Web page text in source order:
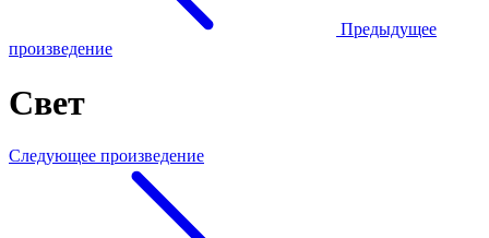
Предыдущее
произведение
Свет
Следующее произведение